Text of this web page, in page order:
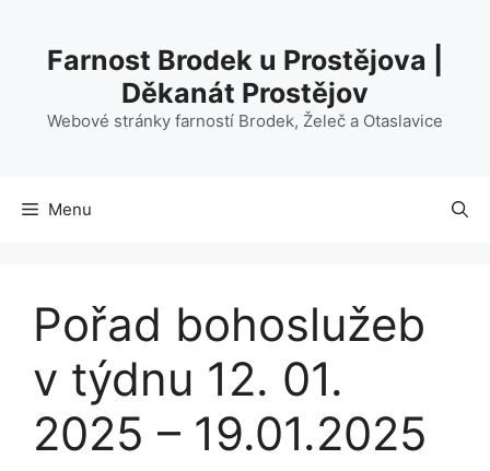
obsahFarnost Brodek u Prostějova |
Děkanát Prostějov
Webové stránky farností Brodek, Želeč a Otaslavice
Menu
Pořad bohoslužeb
v týdnu 12. 01.
2025 – 19.01.2025